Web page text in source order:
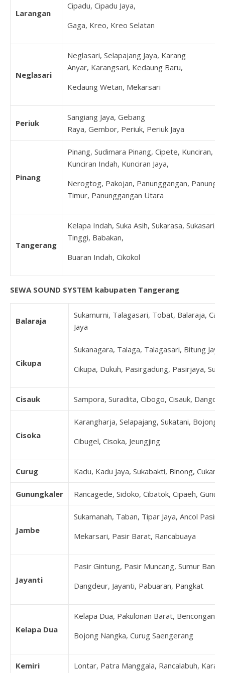
Larangan
Cipadu, Cipadu Jaya,
Gaga, Kreo, Kreo Selatan
Neglasari
Neglasari, Selapajang Jaya, Karang
Anyar, Karangsari, Kedaung Baru,
Kedaung Wetan, Mekarsari
Periuk
Sangiang Jaya, Gebang
Raya, Gembor, Periuk, Periuk Jaya
Pinang
Pinang, Sudimara Pinang, Cipete, Kunciran,
Kunciran Indah, Kunciran Jaya,
Nerogtog, Pakojan, Panunggangan,
Timur, Panunggangan Utara
Tangerang
Kelapa Indah, Suka Asih, Sukarasa, Sukasari,
Tinggi, Babakan,
Buaran Indah, Cikokol
SEWA SOUND SYSTEM kabupaten Tangerang
Balaraja
Sukamurni, Talagasari, Tobat, Balaraja,
Jaya
Cikupa
Sukanagara, Talaga, Talagasari, Bitung
Cikupa, Dukuh, Pasirgadung, Pasirjaya,
Cisauk Sampora, Suradita, Cibogo, Cisauk,
Cisoka
Karangharja, Selapajang, Sukatani,
Cibugel, Cisoka, Jeungjing
Curug Kadu, Kadu Jaya, Sukabakti, Binong,
Gunungkaler Rancagede, Sidoko, Cibatok, Cipaeh,
Jambe
Sukamanah, Taban, Tipar Jaya, Ancol Pasir,
Mekarsari, Pasir Barat, Rancabuaya
Jayanti
Pasir Gintung, Pasir Muncang, Sumur
Dangdeur, Jayanti, Pabuaran, Pangkat
Kelapa Dua
Kelapa Dua, Pakulonan Barat, Bencongan,
Bojong Nangka, Curug Saengerang
Kemiri Lontar, Patra Manggala, Rancalabuh,